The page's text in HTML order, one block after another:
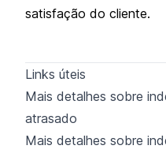
satisfação do cliente.
Links úteis
Mais detalhes sobre
atrasado
Mais detalhes sobre